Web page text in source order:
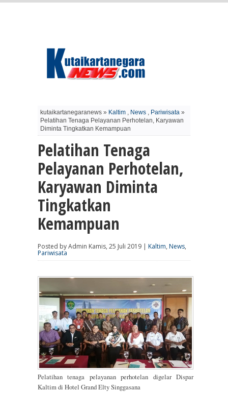
kutaikartanegaranews » Kaltim , News , Pariwisata »
Pelatihan Tenaga Pelayanan Perhotelan, Karyawan
Diminta Tingkatkan Kemampuan
Pelatihan Tenaga
Pelayanan Perhotelan,
Karyawan Diminta
Tingkatkan
Kemampuan
Posted by Admin Kamis, 25 Juli 2019 | Kaltim, News,
Pariwisata
Pelatihan tenaga pelayanan perhotelan digelar Dispar
Kaltim di Hotel Grand Elty Singgasana